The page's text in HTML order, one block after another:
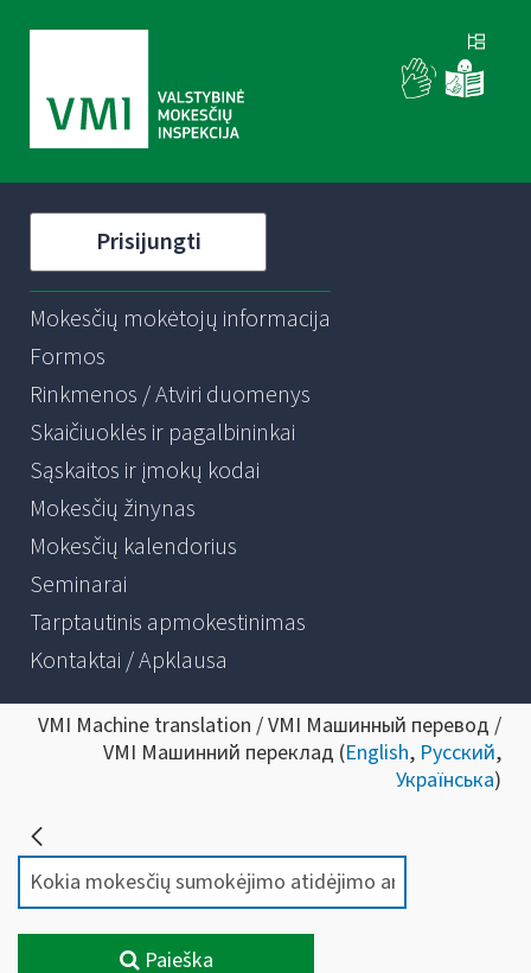
Prisijungti
Mokesčių mokėtojų informacija
Formos
Rinkmenos / Atviri duomenys
Skaičiuoklės ir pagalbininkai
Sąskaitos ir įmokų kodai
Mokesčių žinynas
Mokesčių kalendorius
Seminarai
Tarptautinis apmokestinimas
Kontaktai / Apklausa
VMI Machine translation / VMI Машинный перевод /
VMI Машинний переклад (English, Русский,
Українська)
Paieška